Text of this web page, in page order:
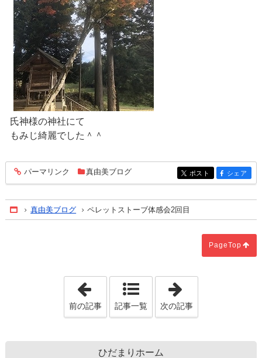
氏神様の神社にて
もみじ綺麗でした＾＾
entry976
パーマリンク 真由美ブログ entry976
ポスト entry976
シェア
Home
真由美ブログ ペレットストーブ体感会2回目
PageTop
「工務店とハウスメーカーの違いをご
前の記事 記事一覧 次の記事
ひだまりホーム